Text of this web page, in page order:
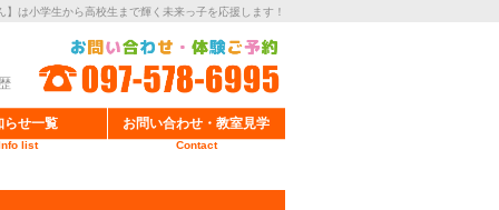
】は小学生から高校生まで輝く未来っ子を応援します！
らせ一覧
list
お問い合わせ・教室見学
Contact